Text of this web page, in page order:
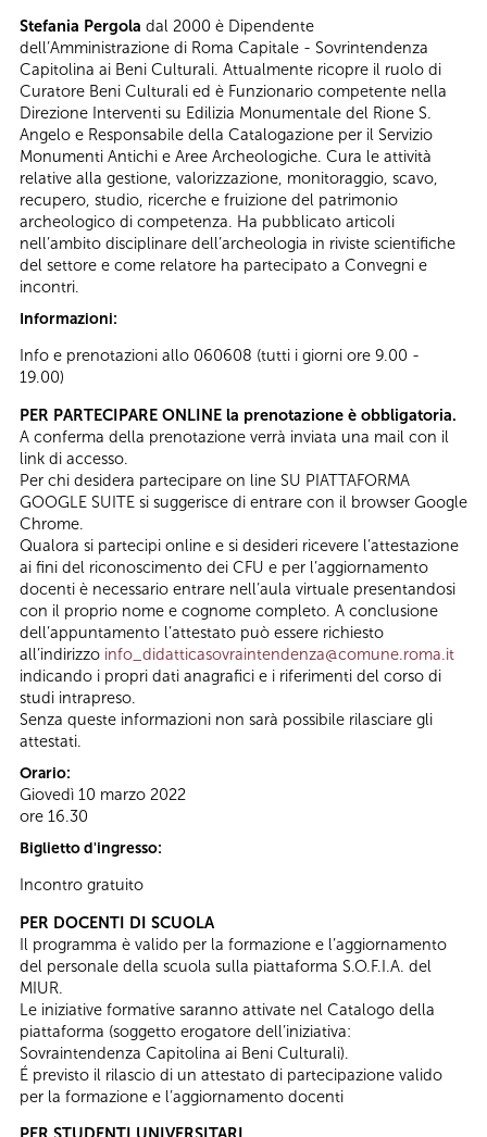
Stefania Pergola dal 2000 è Dipendente
dell’Amministrazione di Roma Capitale - Sovrintendenza
Capitolina ai Beni Culturali. Attualmente ricopre il ruolo di
Curatore Beni Culturali ed è Funzionario competente nella
Direzione Interventi su Edilizia Monumentale del Rione S.
Angelo e Responsabile della Catalogazione per il Servizio
Monumenti Antichi e Aree Archeologiche. Cura le attività
relative alla gestione, valorizzazione, monitoraggio, scavo,
recupero, studio, ricerche e fruizione del patrimonio
archeologico di competenza. Ha pubblicato articoli
nell’ambito disciplinare dell’archeologia in riviste scientifiche
del settore e come relatore ha partecipato a Convegni e
incontri.
Informazioni:
Info e prenotazioni allo 060608 (tutti i giorni ore 9.00 -
19.00)
PER PARTECIPARE ONLINE la prenotazione è obbligatoria.
A conferma della prenotazione verrà inviata una mail con il
link di accesso.
Per chi desidera partecipare on line SU PIATTAFORMA
GOOGLE SUITE si suggerisce di entrare con il browser Google
Chrome.
Qualora si partecipi online e si desideri ricevere l’attestazione
ai fini del riconoscimento dei CFU e per l’aggiornamento
docenti è necessario entrare nell’aula virtuale presentandosi
con il proprio nome e cognome completo. A conclusione
dell’appuntamento l’attestato può essere richiesto
all’indirizzo info_didatticasovraintendenza@comune.roma.it
indicando i propri dati anagrafici e i riferimenti del corso di
studi intrapreso.
Senza queste informazioni non sarà possibile rilasciare gli
attestati.
Orario:
Giovedì 10 marzo 2022
ore 16.30
Biglietto d'ingresso:
Incontro gratuito
PER DOCENTI DI SCUOLA
Il programma è valido per la formazione e l’aggiornamento
del personale della scuola sulla piattaforma S.O.F.I.A. del
MIUR.
Le iniziative formative saranno attivate nel Catalogo della
piattaforma (soggetto erogatore dell’iniziativa:
Sovraintendenza Capitolina ai Beni Culturali).
É previsto il rilascio di un attestato di partecipazione valido
per la formazione e l’aggiornamento docenti